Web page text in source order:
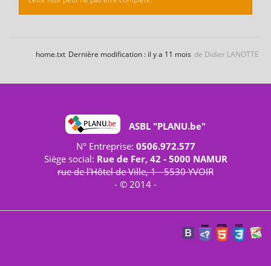
home.txt Dernière modification : il y a 11 mois de Didier LANOTTE
ASBL "PLANU.be"
N° Entreprise: 0506.972.577
Siège social: Rue de Fer, 42 - 5000 NAMUR
rue de l'Hôtel de Ville, 1 - 5530 YVOIR
- © 2014 -